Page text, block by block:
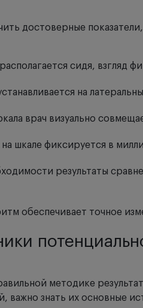
достоверные
сидя, взгляд
на
врач визуально
на шкале фиксируется в
результаты
обеспечивает точное
методике
важно знать их основные